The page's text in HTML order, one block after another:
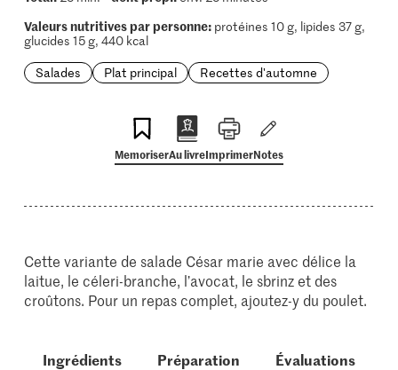
Valeurs nutritives par personne:protéines 10 g, lipides 37 g,
glucides 15 g, 440 kcal
Salades
Plat principal Recettes d'automne
MemoriserAu livreImprimerNotes
Cette variante de salade César marie avec délice la
laitue, le céleri-branche, l’avocat, le sbrinz et des
croûtons. Pour un repas complet, ajoutez-y du poulet.
Ingrédients Préparation Évaluations